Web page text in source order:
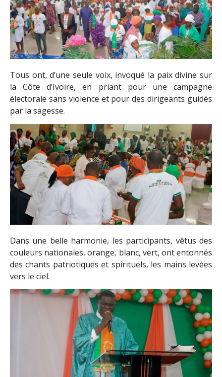
Tous ont, d’une seule voix, invoqué la paix divine sur
la Côte d’Ivoire, en priant pour une campagne
électorale sans violence et pour des dirigeants guidés
par la sagesse.
Dans une belle harmonie, les participants, vêtus des
couleurs nationales, orange, blanc, vert, ont entonnés
des chants patriotiques et spirituels, les mains levées
vers le ciel.